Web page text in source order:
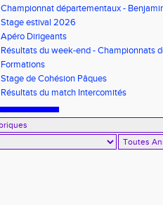
Championnat départementaux -
Stage estival 2026
Apéro Dirigeants
Résultats du week-end - Championnats
Benjamins/Minimes - EO Adultes
Formations
Stage de Cohésion Pâques
Résultats du match Intercomités